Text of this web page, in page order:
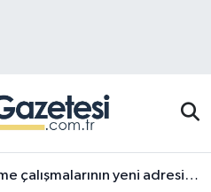
yeni adresi Pınardere Mahallesi
Haritası
ve Fikstür